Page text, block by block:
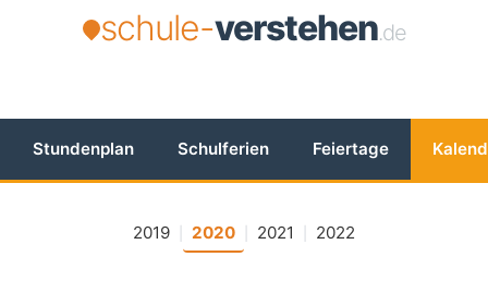
schule-verstehen.de
Stundenplan Schulferien Feiertage
2019 2020 2021 2022